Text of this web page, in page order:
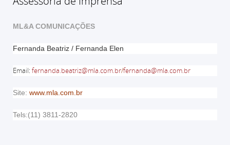
ML&A COMUNICAÇÕES
Fernanda Beatriz / Fernanda Elen
Email: fernanda.beatriz@mla.com.br/fernanda@mla.com.br
Site: www.mla.com.br
Tels:(11) 3811-2820